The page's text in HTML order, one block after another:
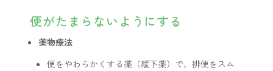
便がたまらないようにする
薬物療法
便をやわらかくする薬（緩下薬）で、排便をスム